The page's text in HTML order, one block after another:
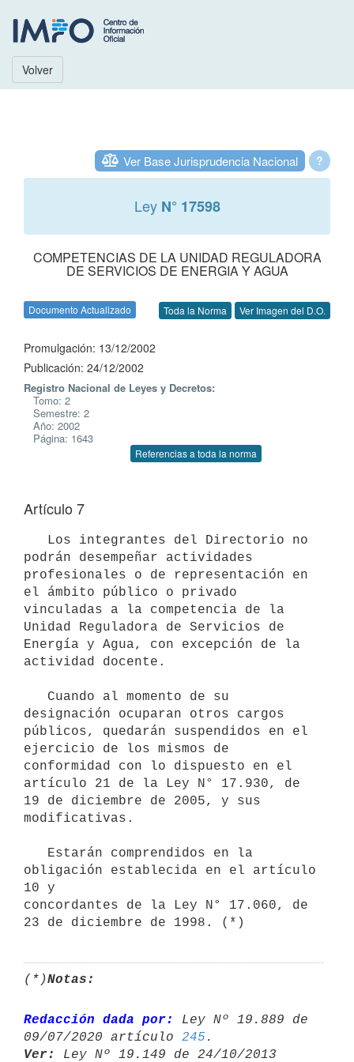
Volver
?
Ver Base Jurisprudencia Nacional
Ley N° 17598
COMPETENCIAS DE LA UNIDAD REGULADORA
DE SERVICIOS DE ENERGIA Y AGUA
Documento Actualizado Toda la Norma Ver Imagen del D.O.
Promulgación: 13/12/2002
Publicación: 24/12/2002
Registro Nacional de Leyes y Decretos:
Tomo: 2
Semestre: 2
Año: 2002
Página: 1643
Referencias a toda la norma
Artículo 7
podrán desempeñar actividades
profesionales o de representación en
el ámbito público o privado
vinculadas a la competencia de la
Unidad Reguladora de Servicios de
Energía y Agua, con excepción de la
actividad docente.
designación ocuparan otros cargos
públicos, quedarán suspendidos en el
ejercicio de los mismos de
conformidad con lo dispuesto en el
artículo 21 de la Ley N° 17.930, de
19 de diciembre de 2005, y sus
modificativas.
obligación establecida en el artículo
10 y
concordantes de la Ley N° 17.060, de
23 de diciembre de 1998. (*)
(*)Notas:
Redacción dada por:
Ley Nº 19.889 de
09/07/2020 artículo 245
Ver:
Ley Nº 19.149 de 24/10/2013